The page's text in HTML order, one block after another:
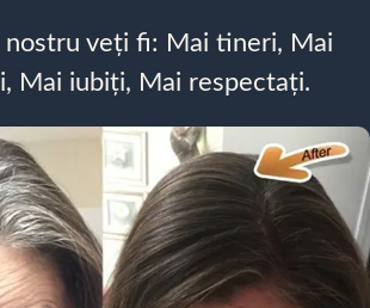
nostru veți fi: Mai tineri, Mai
Mai iubiți, Mai respectați.